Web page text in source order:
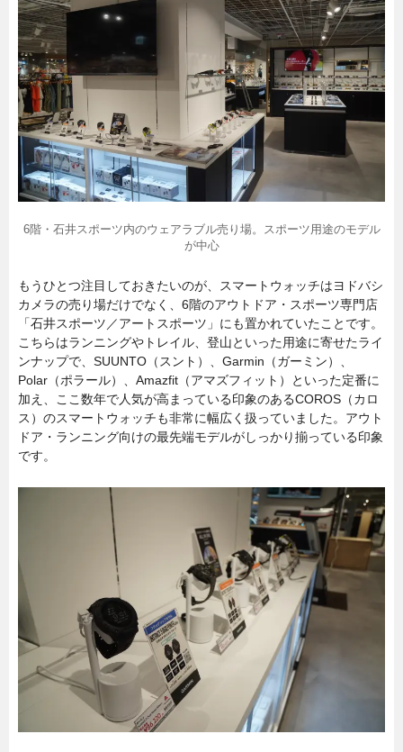
6階・石井スポーツ内のウェアラブル売り場。スポーツ用途のモデル
が中心
もうひとつ注目しておきたいのが、スマートウォッチはヨドバシ
カメラの売り場だけでなく、6階のアウトドア・スポーツ専門店
「石井スポーツ／アートスポーツ」にも置かれていたことです。
こちらはランニングやトレイル、登山といった用途に寄せたライ
ンナップで、SUUNTO（スント）、Garmin（ガーミン）、
Polar（ポラール）、Amazfit（アマズフィット）といった定番に
加え、ここ数年で人気が高まっている印象のあるCOROS（カロ
ス）のスマートウォッチも非常に幅広く扱っていました。アウト
ドア・ランニング向けの最先端モデルがしっかり揃っている印象
です。